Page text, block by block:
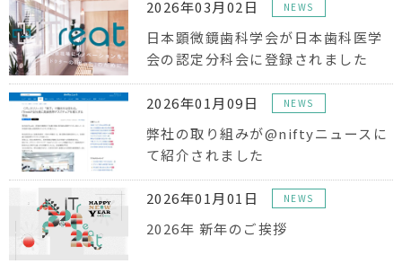
2026年03月02日 NEWS
日本顕微鏡歯科学会が日本歯科医学
会の認定分科会に登録されました
2026年01月09日 NEWS
弊社の取り組みが@niftyニュースに
て紹介されました
2026年01月01日 NEWS
2026年 新年のご挨拶